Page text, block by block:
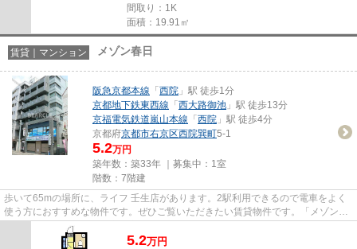
間取り：1K
面積：19.91㎡
賃貸｜マンション メゾン春日
阪急京都本線 「 西院 」駅 徒歩1分
京都地下鉄東西線 「 西大路御池 」駅 徒歩13分
京福電気鉄道嵐山本線 「 西院 」駅 徒歩4分
京都府京都市右京区西院巽町5-1
5.2万円
築年数：築33年 ｜募集中： 1室
階数：7階建
歩いて65mの場所に、ライフ 壬生店があります。2駅利用できるので電車をよく
使う方におすすめな物件です。ぜひご覧いただきたい賃貸物件です。「メゾン春
日」のここがイチオシ。京都市...
5.2万円